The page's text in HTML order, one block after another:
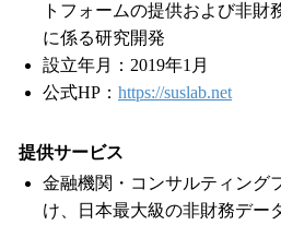
トフォームの提供および非財
に係る研究開発
設立年月：2019年1月
公式HP： https://suslab.net
提供サービス
金融機関・コンサルティング
け、日本最大級の非財務デー